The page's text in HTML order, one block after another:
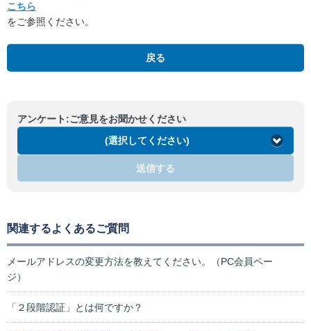
こちら
をご参照ください。
戻る
アンケート:ご意見をお聞かせください
(選択してください)
送信する
関連するよくあるご質問
メールアドレスの変更方法を教えてください。（PC会員ペー
ジ）
「２段階認証」とは何ですか？